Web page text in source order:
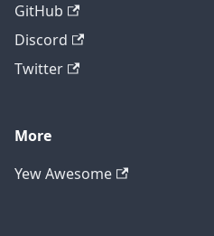
GitHub
Discord
Twitter
More
Yew Awesome